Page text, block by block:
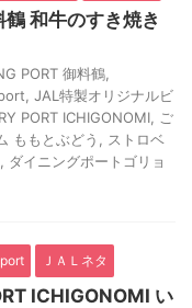
和牛のすき焼き
PORT 御料鶴
JAL特製オリジナルビ
PORT ICHIGONOMI
ご
ももとぶどう
ストロベ
ダイニングポートゴリョ
ＪＡＬネタ
ICHIGONOMI い